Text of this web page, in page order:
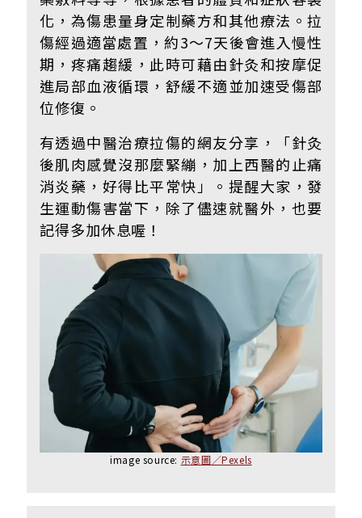
化，為傷患量身定制藥方和其他療法。拉
傷經過適當處置，約3～7天後會進入慢性
期，疼痛趨緩，此時可藉由針灸和按摩促
進局部血液循環，舒緩不適並加速受傷部
位修復。
有透過中醫治療拉傷的網友分享，「針灸
後肌肉感覺沒那麼緊繃，加上西醫的止痛
消炎藥，好得比平常快」。提醒大家，發
生運動傷害當下，除了儘速就醫外，也要
記得多加休息喔！
image source: 示意圖／Pexels